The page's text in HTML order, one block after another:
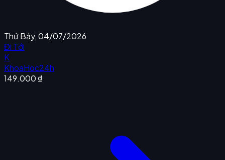
Thứ Bảy, 04/07/2026
Đi Tới
K
KhoaHoc24h
149.000 ₫